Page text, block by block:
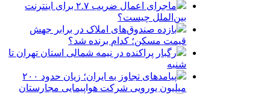
ماجرای اعمال ضریب ۲.۷ برای اینترنت
بین‌الملل چیست؟
بازده صندوق‌های املاک در برابر جهش
قیمت مسکن؛ کدام برنده شد؟
رگبار پراکنده در نیمه شمالی استان تهران تا
شنبه
پیامدهای تجاوز به ایران؛ زیان حدود ۲۰۰
میلیون یورویی شرکت هواپیمایی مجارستان